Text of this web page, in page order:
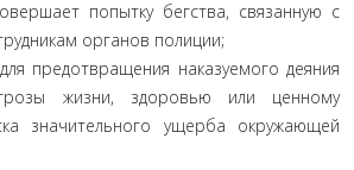
попытку бегства, связанную с
органов полиции;
предотвращения наказуемого деяния
жизни, здоровью или ценному
значительного ущерба окружающей